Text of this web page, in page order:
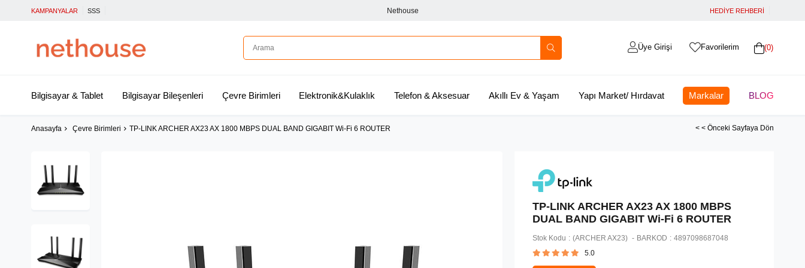
KAMPANYALAR SSS Nethouse HEDİYE REHBERİ
0
Favorilerim
Üye Girişi
Bilgisayar & Tablet Bilgisayar Bileşenleri Çevre Birimleri Elektronik&Kulaklık Telefon & Aksesuar Akıllı Ev & Yaşam Yapı Market/ Hırdavat Markalar BLOG
Anasayfa Çevre Birimleri TP-LINK ARCHER AX23 AX 1800 MBPS DUAL BAND GIGABIT Wi-Fi 6 ROUTER < < Önceki Sayfaya Dön
TP-LINK ARCHER AX23 AX 1800 MBPS
DUAL BAND GIGABIT Wi-Fi 6 ROUTER
Stok Kodu (ARCHER AX23) BARKOD : 4897098687048
5.0